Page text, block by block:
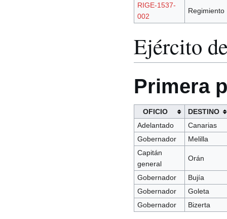
RIGE-1537-
002
Regimiento
Ejército
Primera
OFICIO
DESTINO
Adelantado
Canarias
Gobernador
Melilla
Capitán
general
Orán
Gobernador
Bujía
Gobernador
Goleta
Gobernador
Bizerta